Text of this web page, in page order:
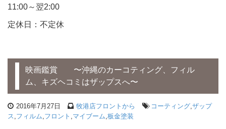
11:00～翌2:00
定休日：不定休
映画鑑賞 〜沖縄のカーコティング、フィル
ム、キズヘコミはザップスへ〜
2016年7月27日 牧港店フロントから コーティング ザップ
ス フィルム フロント マイブーム 板金塗装